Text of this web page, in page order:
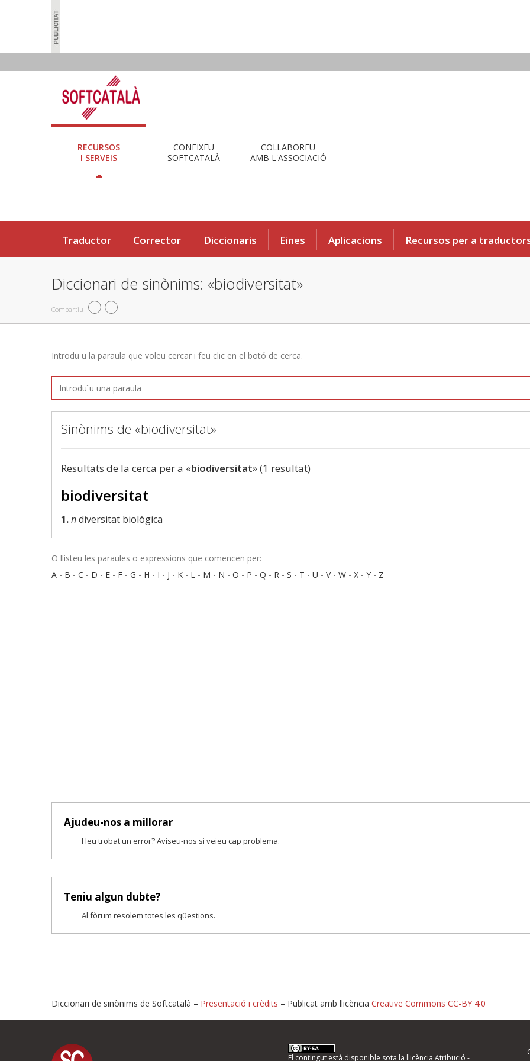
RECURSOS
I SERVEIS
CONEIXEU
SOFTCATALÀ
COL·LABOREU
AMB L'ASSOCIACIÓ
Traductor Corrector Diccionaris Eines Aplicacions Recursos per a
Diccionari de sinònims: «biodiversitat»
Compartiu
Introduïu la paraula que voleu cercar i feu clic en el botó de cerca.
Sinònims de «biodiversitat»
Resultats de la cerca per a «biodiversitat» (1 resultat)
biodiversitat
1.ndiversitat biològica
O llisteu les paraules o expressions que comencen per:
A - B - C - D - E - F - G - H - I - J - K - L - M - N - O - P - Q - R - S - T - U - V- W - X - Y - Z
Ajudeu-nos a millorar
Heu trobat un error? Aviseu-nos si veieu cap problema.
Teniu algun dubte?
Al fòrum resolem totes les qüestions.
Proposeu-nos millores o informeu d'errors
Diccionari de sinònims de Softcatalà – Presentació i crèdits – Publicat amb llicència Creative Commons CC-BY 4.0
El contingut està disponible sota la llicència Atribució -